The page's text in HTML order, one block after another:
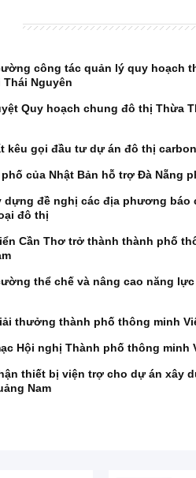
công tác quản lý quy hoạch
Thái Nguyên
Quy hoạch chung đô thị Thừa
kêu gọi đầu tư dự án đô thị
của Nhật Bản hỗ trợ Đà Nẵng
dựng đề nghị các địa phương báo
đô thị
Cần Thơ trở thành thành phố
thể chế và nâng cao năng
thưởng thành phố thông minh
Hội nghị Thành phố thông minh
thiết bị viện trợ cho dự án xây
Nam